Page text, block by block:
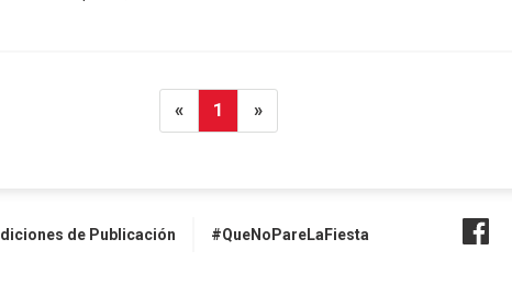
« 1 »
de Publicación #QueNoPareLaFiesta